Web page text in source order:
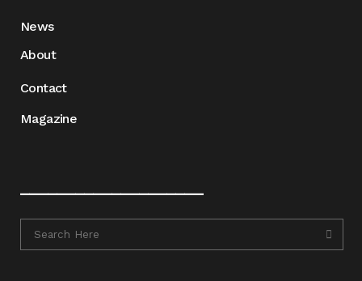
News
About
Contact
Magazine